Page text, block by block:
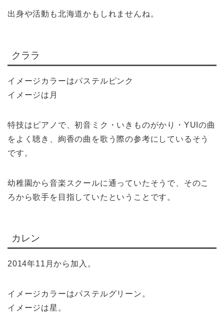
出身や活動も北海道かもしれませんね。
クララ
イメージカラーはパステルピンク
イメージは月
特技はピアノで、初音ミク・いきものがかり・YUIの曲
をよく聴き、絢香の曲を歌う際の参考にしているそう
です。
幼稚園から音楽スクールに通っていたそうで、そのこ
ろから歌手を目指していたということです。
カレン
2014年11月から加入。
イメージカラーはパステルグリーン。
イメージは星。